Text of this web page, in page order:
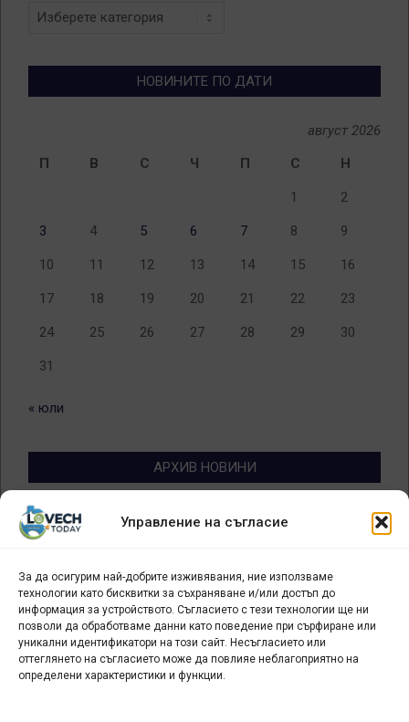
Управление на съгласие
За да осигурим най-добрите изживявания, ние използваме
технологии като бисквитки за съхраняване и/или достъп до
информация за устройството. Съгласието с тези технологии ще ни
позволи да обработваме данни като поведение при сърфиране или
уникални идентификатори на този сайт. Несъгласието или
оттеглянето на съгласието може да повлияе неблагоприятно на
определени характеристики и функции.
Новини
НОВИНИТЕ ПО ДАТИ
август 2026
П
В С Ч П С Н
1 2
3 4 5 6 7 8 9
10 11 12 13 14 15 16
17 18 19 20 21 22 23
24 25 26 27 28 29 30
31
« юли
АРХИВ НОВИНИ
Архив
новини
БИЗНЕС
Арт галерия "Мостове" – магазин за изкуство
СЕВЕРОЗАПАДА ИНФОРМАЦИОНЕН БИЗНЕС
ТУРИСТИЧЕСКИ КЛЪСТЕР